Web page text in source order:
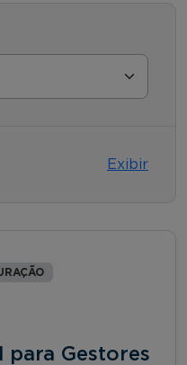
Exibir
para Gestores